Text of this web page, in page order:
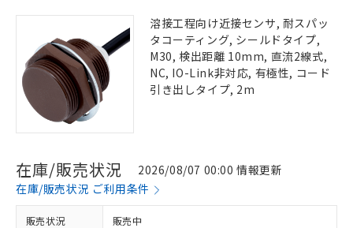
溶接工程向け近接センサ, 耐スパッ
タコーティング, シールドタイプ,
M30, 検出距離 10mm, 直流2線式,
NC, IO-Link非対応, 有極性, コード
引き出しタイプ, 2m
在庫/販売状況
2026/08/07 00:00 情報更新
在庫/販売状況 ご利用条件
販売状況 販売中